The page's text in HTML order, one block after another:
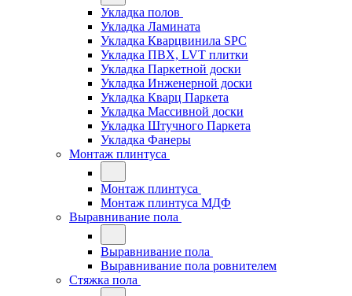
Укладка полов
Укладка Ламината
Укладка Кварцвинила SPC
Укладка ПВХ, LVT плитки
Укладка Паркетной доски
Укладка Инженерной доски
Укладка Кварц Паркета
Укладка Массивной доски
Укладка Штучного Паркета
Укладка Фанеры
Монтаж плинтуса
Монтаж плинтуса
Монтаж плинтуса МДФ
Выравнивание пола
Выравнивание пола
Выравнивание пола ровнителем
Стяжка пола